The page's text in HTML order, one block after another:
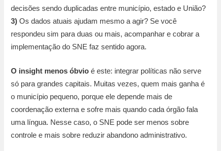
decisões sendo duplicadas entre município, estado e União?
3) Os dados atuais ajudam mesmo a agir? Se você
respondeu sim para duas ou mais, acompanhar e cobrar a
implementação do SNE faz sentido agora.
O insight menos óbvio é este: integrar políticas não serve
só para grandes capitais. Muitas vezes, quem mais ganha é
o município pequeno, porque ele depende mais de
coordenação externa e sofre mais quando cada órgão fala
uma língua. Nesse caso, o SNE pode ser menos sobre
controle e mais sobre reduzir abandono administrativo.